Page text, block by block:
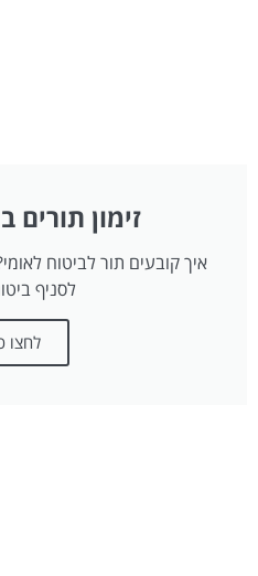
זימון תורים
איך קובעים תור לביטוח
לסניף
לחצו